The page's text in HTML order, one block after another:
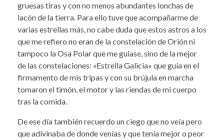
gruesas tiras y con no menos abundantes lonchas de
lacón de la tierra. Para ello tuve que acompañarme de
varias estrellas más, no cabe duda que estos astros a los
que me refiero no eran de la constelación de Orión ni
tampoco la Osa Polar que me guiase, sino de la mejor
de las constelaciones: «Estrella Galicia» que guía en el
firmamento de mis tripas y con su brújula en marcha
tomaron el timón, el motor y las riendas de mi cuerpo
tras la comida.
De ese día también recuerdo un ciego que no veía pero
que adivinaba de donde venías y que tenía mejor o peor